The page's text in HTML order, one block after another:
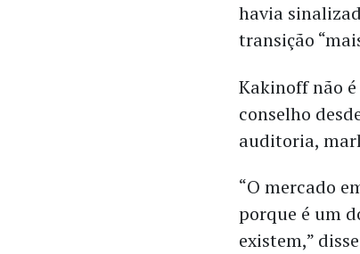
havia
transição
Kakinoff não
conselho
auditoria,
“O mercado
porque é um
existem,”